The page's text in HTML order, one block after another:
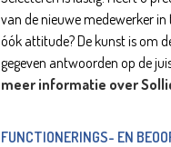
van de nieuwe medewerker
óók attitude? De kunst is om
gegeven antwoorden op de
meer informatie over
FUNCTIONERINGS- EN